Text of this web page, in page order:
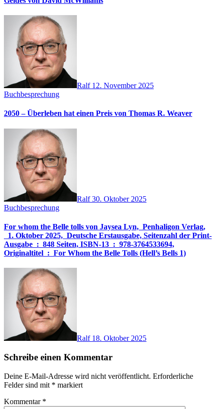
Ralf 12. November 2025
Buchbesprechung
2050 – Überleben hat einen Preis von Thomas R. Weaver
Ralf30. Oktober 2025
Buchbesprechung
For whom the Belle tolls von Jaysea Lyn, ‎ Penhaligon Verlag,
‎ 1. Oktober 2025, ‎ Deutsche Erstausgabe, Seitenzahl der Print-
Ausgabe ‏ : ‎ 848 Seiten, ISBN-13 ‏ : ‎ 978-3764533694,
Originaltitel ‏ : ‎ For Whom the Belle Tolls (Hell’s Bells 1)
Ralf 18. Oktober 2025
Schreibe einen Kommentar
Deine E-Mail-Adresse wird nicht veröffentlicht. Erforderliche
Felder sind mit * markiert
Kommentar *